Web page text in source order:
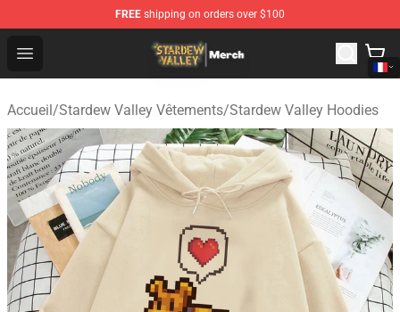
FREE shipping on orders over $100
Open menu
Stardew Valley Store - Official Stardew Valley
Accueil/Stardew Valley Vêtements/Stardew Valley Hoodies